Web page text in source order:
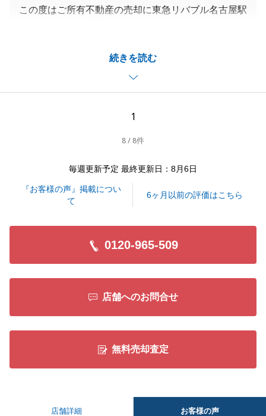
続きを読む
この度はご所有不動産の売却に東急リバブル名古屋駅
今回は大切な思い出の詰まった不動産のご売却という
ことで、色々な思いもあったかと思いますが、お手伝
いできましたことを光栄に思っております。
1
8 / 8件
毎週更新予定 最終更新日：8月6日
『お客様の声』掲載につい
て
6ヶ月以前の評価はこちら
0120-965-509
店舗へのお問合せ
無料売却査定
店舗詳細 お客様の声